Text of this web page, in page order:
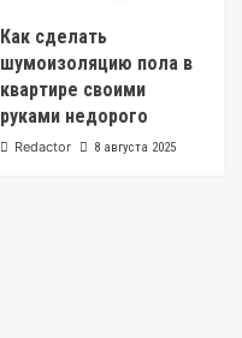
Как сделать
шумоизоляцию пола в
квартире своими
руками недорого
Redactor 8 августа 2025